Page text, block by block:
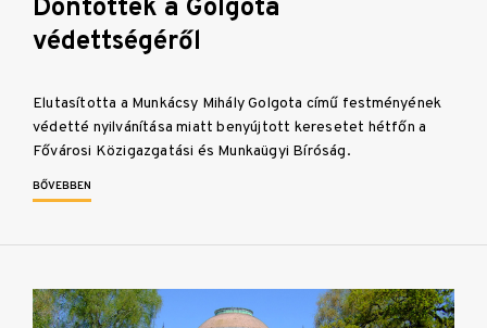
Döntöttek a Golgota
védettségéről
Elutasította a Munkácsy Mihály Golgota című festményének
védetté nyilvánítása miatt benyújtott keresetet hétfőn a
Fővárosi Közigazgatási és Munkaügyi Bíróság.
BŐVEBBEN